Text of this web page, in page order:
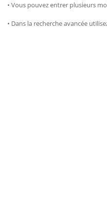
• Vous pouvez entrer plusieurs
• Dans la recherche avancée